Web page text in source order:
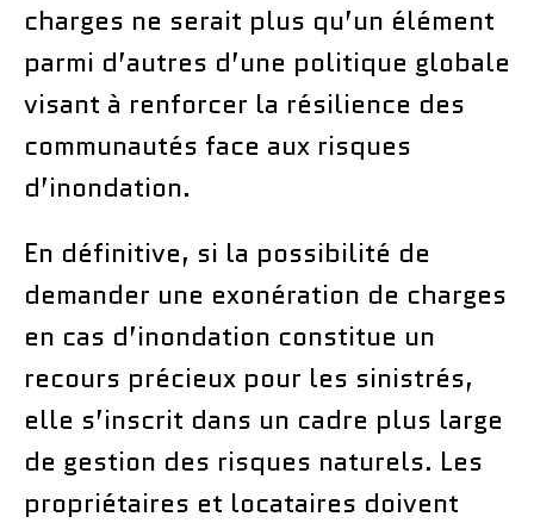
charges ne serait plus qu’un élément
parmi d’autres d’une politique globale
visant à renforcer la résilience des
communautés face aux risques
d’inondation.
En définitive, si la possibilité de
demander une exonération de charges
en cas d’inondation constitue un
recours précieux pour les sinistrés,
elle s’inscrit dans un cadre plus large
de gestion des risques naturels. Les
propriétaires et locataires doivent